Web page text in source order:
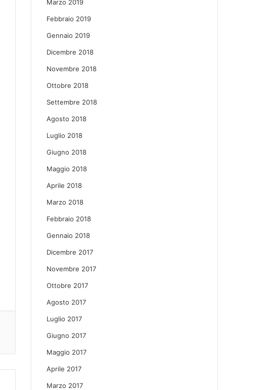
Marzo 2019
Febbraio 2019
Gennaio 2019
Dicembre 2018
Novembre 2018
Ottobre 2018
Settembre 2018
Agosto 2018
Luglio 2018
Giugno 2018
Maggio 2018
Aprile 2018
Marzo 2018
Febbraio 2018
Gennaio 2018
Dicembre 2017
Novembre 2017
Ottobre 2017
Agosto 2017
Luglio 2017
Giugno 2017
Maggio 2017
Aprile 2017
Marzo 2017